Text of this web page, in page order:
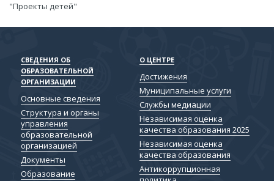
"Проекты детей"
СВЕДЕНИЯ ОБ
ОБРАЗОВАТЕЛЬНОЙ
ОРГАНИЗАЦИИ
Основные сведения
Структура и органы
управления
образовательной
организацией
Документы
Образование
О ЦЕНТРЕ
Достижения
Муниципальные услуги
Службы медиации
Независимая оценка
качества образования 2025
Независимая оценка
качества образования
Антикоррупционная